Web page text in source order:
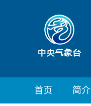
首页 简介